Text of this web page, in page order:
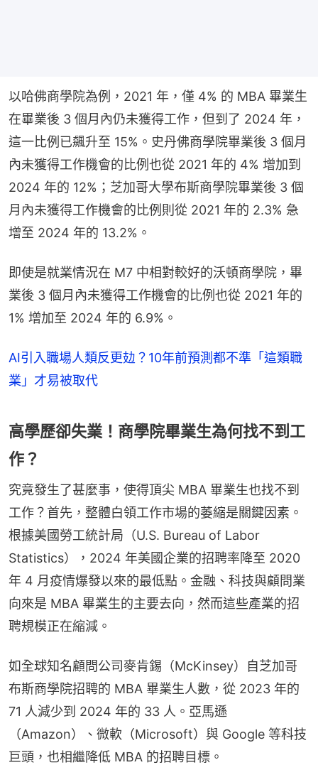
以哈佛商學院為例，2021 年，僅 4% 的 MBA 畢業生
在畢業後 3 個月內仍未獲得工作，但到了 2024 年，
這一比例已飆升至 15%。史丹佛商學院畢業後 3 個月
內未獲得工作機會的比例也從 2021 年的 4% 增加到
2024 年的 12%；芝加哥大學布斯商學院畢業後 3 個
月內未獲得工作機會的比例則從 2021 年的 2.3% 急
增至 2024 年的 13.2%。
即使是就業情況在 M7 中相對較好的沃頓商學院，畢
業後 3 個月內未獲得工作機會的比例也從 2021 年的
1% 增加至 2024 年的 6.9%。
AI引入職場人類反更攰？10年前預測都不準「這類職
業」才易被取代
高學歷卻失業！商學院畢業生為何找不到工
作？
究竟發生了甚麼事，使得頂尖 MBA 畢業生也找不到
工作？首先，整體白領工作市場的萎縮是關鍵因素。
根據美國勞工統計局（U.S. Bureau of Labor
Statistics），2024 年美國企業的招聘率降至 2020
年 4 月疫情爆發以來的最低點。金融、科技與顧問業
向來是 MBA 畢業生的主要去向，然而這些產業的招
聘規模正在縮減。
如全球知名顧問公司麥肯錫（McKinsey）自芝加哥
布斯商學院招聘的 MBA 畢業生人數，從 2023 年的
71 人減少到 2024 年的 33 人。亞馬遜
（Amazon）、微軟（Microsoft）與 Google 等科技
巨頭，也相繼降低 MBA 的招聘目標。